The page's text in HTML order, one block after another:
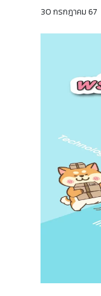
30 กรกฎาคม 67